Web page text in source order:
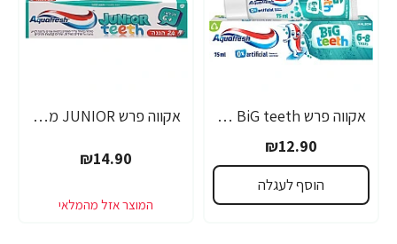
אקווה פרש BiG teeth משחת שיניים לילדים לגילאי 6-8 שנים - 50 מ"ל
₪12.90
הוסף לעגלה
אקווה פרש JUNIOR משחת שיניים לילדים +6 - 50 מ"ל
₪14.90